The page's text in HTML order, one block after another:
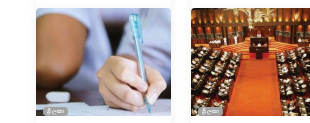
ශ්‍රී ලංකා ශ්‍රී ලංකා